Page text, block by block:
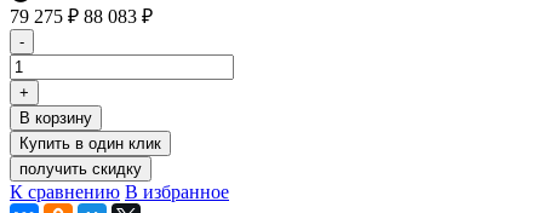
79 275 ₽ 88 083 ₽
-
+
В корзину
получить скидку
К сравнению В избранное